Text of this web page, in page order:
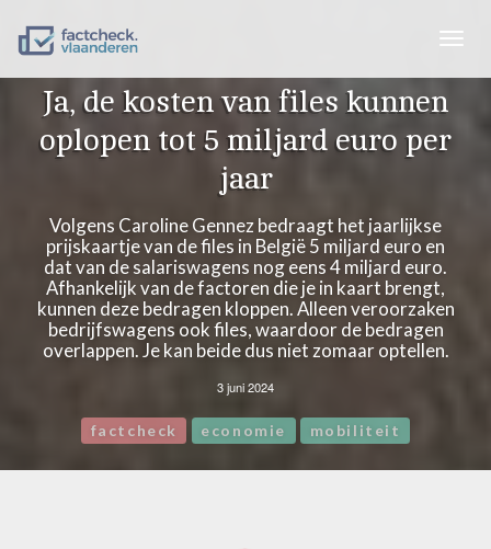
Ja, de kosten van files kunnen
oplopen tot 5 miljard euro per
jaar
Volgens Caroline Gennez bedraagt het jaarlijkse
prijskaartje van de files in België 5 miljard euro en
dat van de salariswagens nog eens 4 miljard euro.
Afhankelijk van de factoren die je in kaart brengt,
kunnen deze bedragen kloppen. Alleen veroorzaken
bedrijfswagens ook files, waardoor de bedragen
overlappen. Je kan beide dus niet zomaar optellen.
3 juni 2024
factcheck economie mobiliteit